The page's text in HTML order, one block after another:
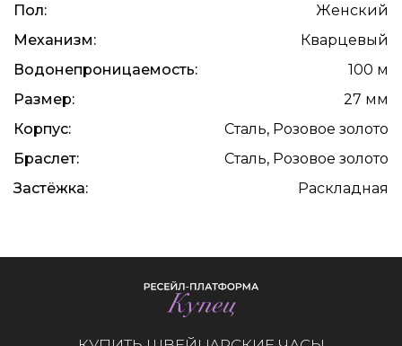
Пол:
Женский
Механизм:
Кварцевый
Водонепроницаемость:
100 м
Размер:
27 мм
Корпус:
Сталь, Розовое золото
Браслет:
Сталь, Розовое золото
Застёжка:
Раскладная